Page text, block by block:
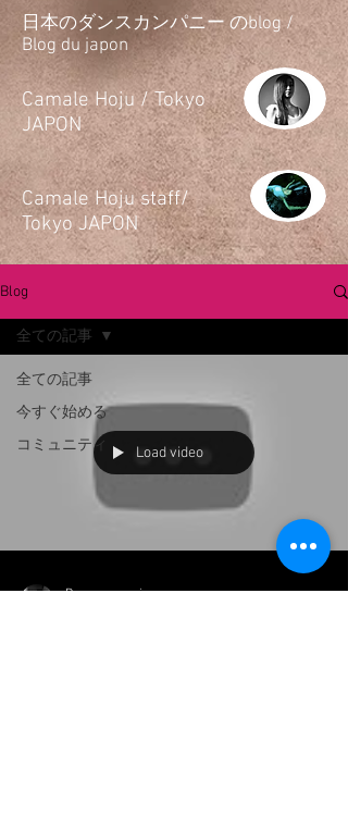
日本のダンスカンパニー のblog /
Blog du japon
​Camale Hoju / Tokyo
JAPON
​Camale Hoju staff/
Tokyo JAPON
Blog
全ての記事
今すぐ始める
コミュニティ
全ての記事
Load video
Danseuse ami